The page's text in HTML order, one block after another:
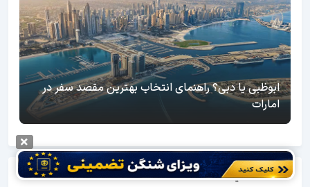
ابوظبی یا دبی؟ راهنمای انتخاب بهترین مقصد سفر در
امارات
اطلاعات مفید